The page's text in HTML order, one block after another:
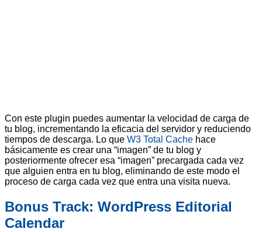
Con este plugin puedes aumentar la velocidad de carga de
tu blog, incrementando la eficacia del servidor y reduciendo
tiempos de descarga. Lo que W3 Total Cache hace
básicamente es crear una “imagen” de tu blog y
posteriormente ofrecer esa “imagen” precargada cada vez
que alguien entra en tu blog, eliminando de este modo el
proceso de carga cada vez que entra una visita nueva.
Bonus Track: WordPress Editorial
Calendar